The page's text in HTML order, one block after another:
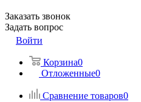
Заказать звонок
Задать вопрос
Войти
Корзина0
Отложенные0
Сравнение товаров0